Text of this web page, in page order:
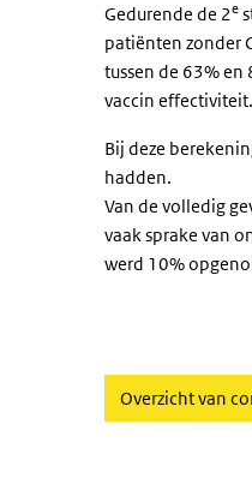
Gedurende de 2e
patiënten zonder
tussen de 63%
vaccin
Bij deze
hadden.
Van de volledig
vaak sprake van
werd 10%
Overzicht van